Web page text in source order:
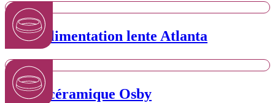
Bol d’alimentation lente Atlanta
Bol en céramique Osby